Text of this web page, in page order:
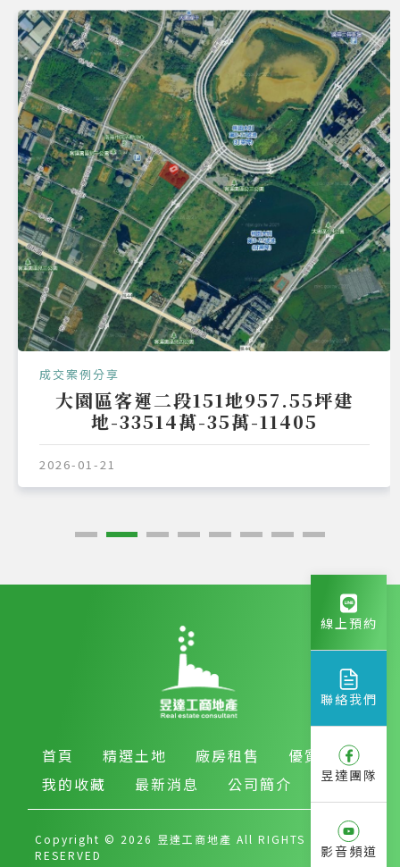
成交案例分享
大園區客運二段151地957.55坪建
地-33514萬-35萬-11405
2026-01-21
首頁 精選土地 廠房租售
優質房產
我的收藏
最新消息 公司簡介
Copyright © 2026 昱達工商地產 All RIGHTS
RESERVED
線上預約
聯絡我們
昱達團隊
影音頻道